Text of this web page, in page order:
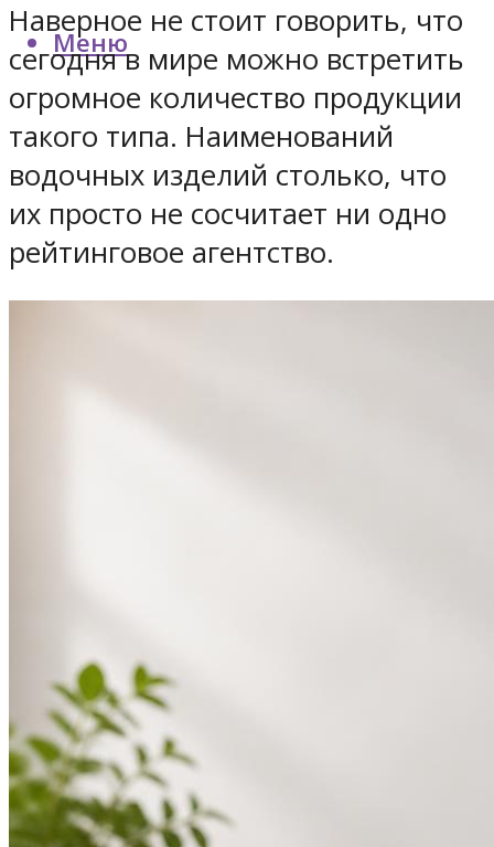
Меню
Наверное не стоит говорить, что
сегодня в мире можно встретить
огромное количество продукции
такого типа. Наименований
водочных изделий столько, что
их просто не сосчитает ни одно
рейтинговое агентство.